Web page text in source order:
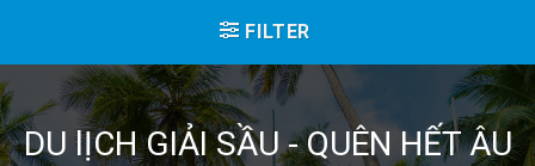
FILTER
DU lỊCH GIẢI SẦU - QUÊN HẾT ÂU